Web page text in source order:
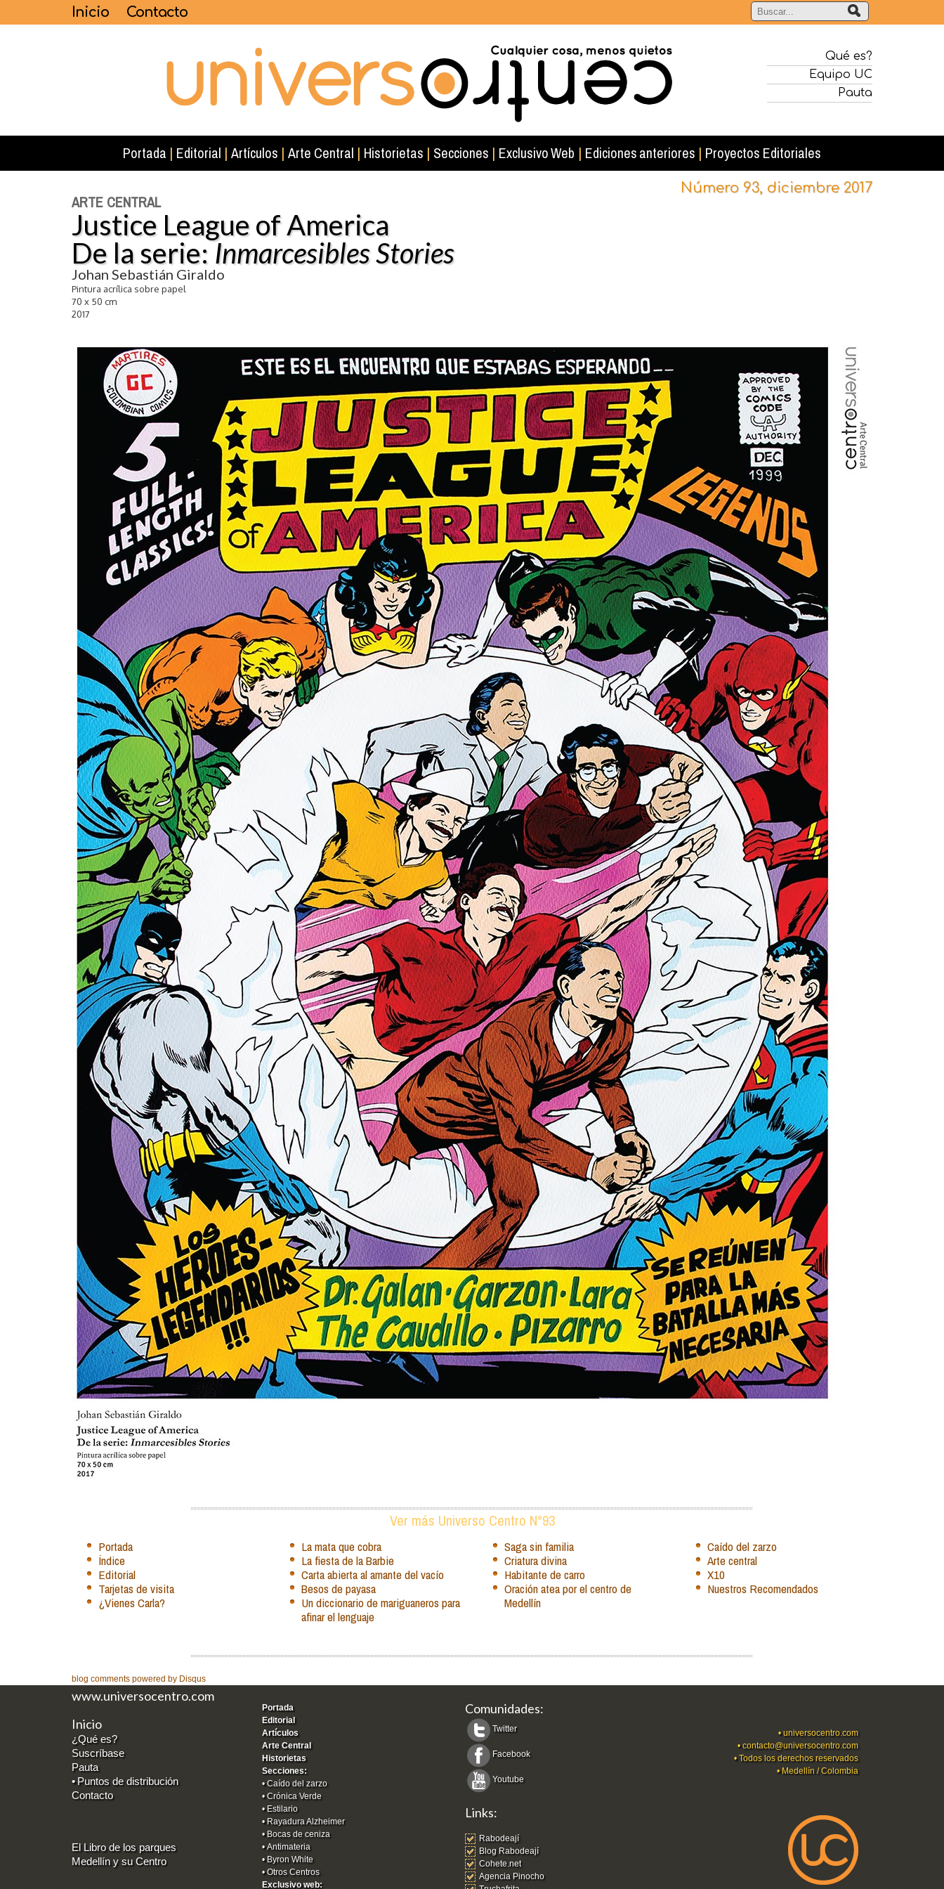
Inicio Contacto
Qué es?
Equipo UC
Pauta
Portada | Editorial | Artículos | Arte Central | Historietas | Secciones | Exclusivo Web | Ediciones anteriores | Proyectos Editoriales
Número 93, diciembre 2017
ARTE CENTRAL
Justice League of America
De la serie:Inmarcesibles Stories
Johan Sebastián Giraldo
Pintura acrílica sobre papel
70 x 50 cm
2017
Ver más Universo Centro N°93
Portada
Índice
Editorial
Tarjetas de visita
¿Vienes Carla?
La mata que cobra
La fiesta de la Barbie
Carta abierta al amante del vacío
Besos de payasa
Un diccionario de mariguaneros para
afinar el lenguaje
Saga sin familia
Criatura divina
Habitante de carro
Oración atea por el centro de
Medellín
Caído del zarzo
Arte central
X10
Nuestros Recomendados
blog comments powered by Disqus
www.universocentro.com
Inicio
¿Qué es?
Suscríbase
Pauta
• Puntos de distribución
Contacto
El Libro de los parques
Medellín y su Centro
Portada
Editorial
Artículos
Arte Central
Historietas
Secciones:
•Caído del zarzo
•Crónica Verde
• Estilario
• Rayadura Alzheimer
• Bocas de ceniza
•Antimateria
• Byron White
•Otros Centros
Exclusivo web:
Comunidades:
Twitter
Facebook
Youtube
Links:
Rabodeají
Blog Rabodeají
Cohete.net
Agencia Pinocho
•universocentro.com
•contacto@universocentro.com
• Todos los derechos reservados
• Medellín / Colombia